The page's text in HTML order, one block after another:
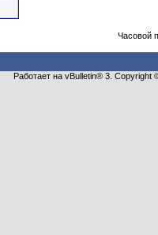
Часовой
Работает на vBulletin® 3.